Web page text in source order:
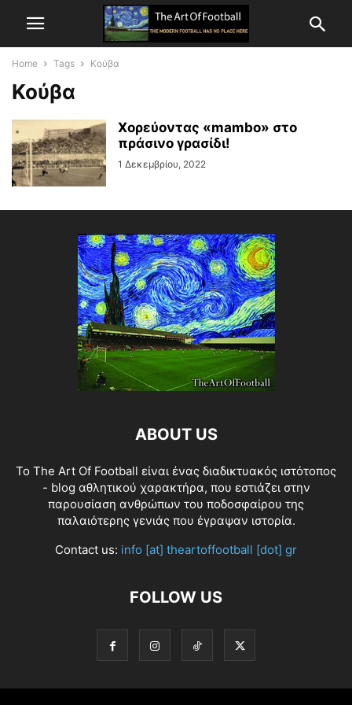
Home Tags Κούβα
Κούβα
Χορεύοντας «mambo» στο
πράσινο γρασίδι!
1 Δεκεμβρίου, 2022
ABOUT US
Το The Art Of Football είναι ένας διαδικτυακός ιστότοπος
- blog αθλητικού χαρακτήρα, που εστιάζει στην
παρουσίαση ανθρώπων του ποδοσφαίρου της
παλαιότερης γενιάς που έγραψαν ιστορία.
Contact us: info [at] theartoffootball [dot] gr
FOLLOW US